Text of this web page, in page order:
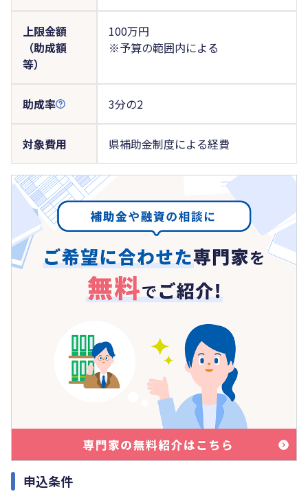
上限金額
（助成額
等）
100万円
※予算の範囲内による
助成率 3分の2
対象費用 県補助金制度による経費
申込条件